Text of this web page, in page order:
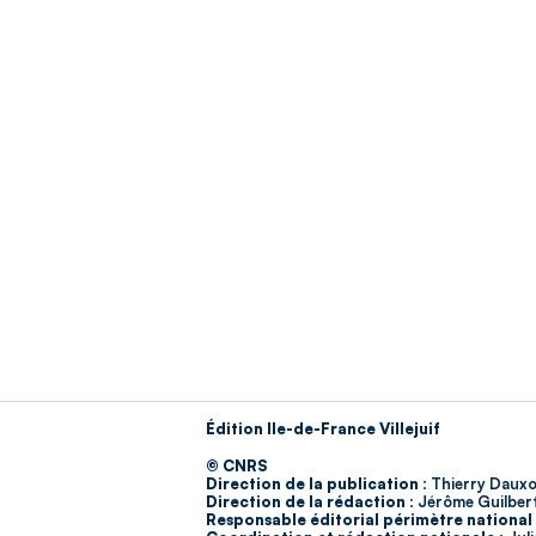
Édition Ile-de-France Villejuif
© CNRS
Direction de la publication : Thierry
Direction de la rédaction : Jérôme
Responsable éditorial périmètre national